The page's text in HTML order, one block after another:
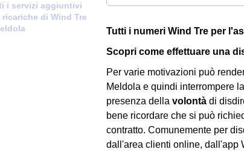
i servizi aggiuntivi
ricariche di Wind Tre
Tutti i numeri Wind Tre per
Scopri come effettuare una
Per varie motivazioni può
Meldola e quindi interrompere
presenza della volontà di
bene ricordare che si può
contratto. Comunemente per
dall'area clienti online, dall'app